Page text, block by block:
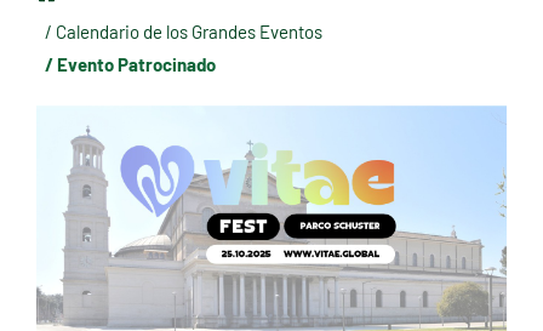
/ Calendario de los Grandes Eventos
/ Evento Patrocinado